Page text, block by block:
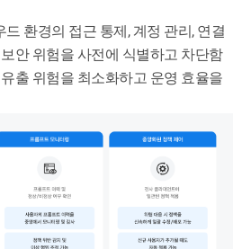
드 환경의 접근 통제, 계정 관리, 연결
안 위험을 사전에 식별하고 차단함
출 위험을 최소화하고 운영 효율을